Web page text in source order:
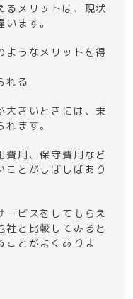
るメリットは、現状
ます。
ようなメリットを得
れる
大きいときには、乗
ます。
費用、保守費用など
ことがしばしばあり
ビスをしてもらえ
社と比較してみると
ことがよくありま